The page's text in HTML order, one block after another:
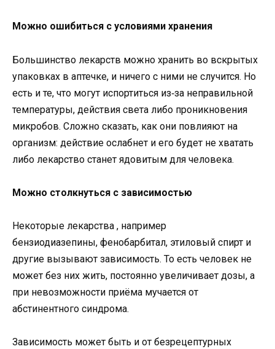
Можно ошибиться с условиями хранения
Большинство лекарств можно хранить во вскрытых
упаковках в аптечке, и ничего с ними не случится. Но
есть и те, что могут испортиться из‑за неправильной
температуры, действия света либо проникновения
микробов. Сложно сказать, как они повлияют на
организм: действие ослабнет и его будет не хватать
либо лекарство станет ядовитым для человека.
Можно столкнуться с зависимостью
Некоторые лекарства , например
бензиодиазепины, фенобарбитал, этиловый спирт и
другие вызывают зависимость. То есть человек не
может без них жить, постоянно увеличивает дозы, а
при невозможности приёма мучается от
абстинентного синдрома.
Зависимость может быть и от безрецептурных